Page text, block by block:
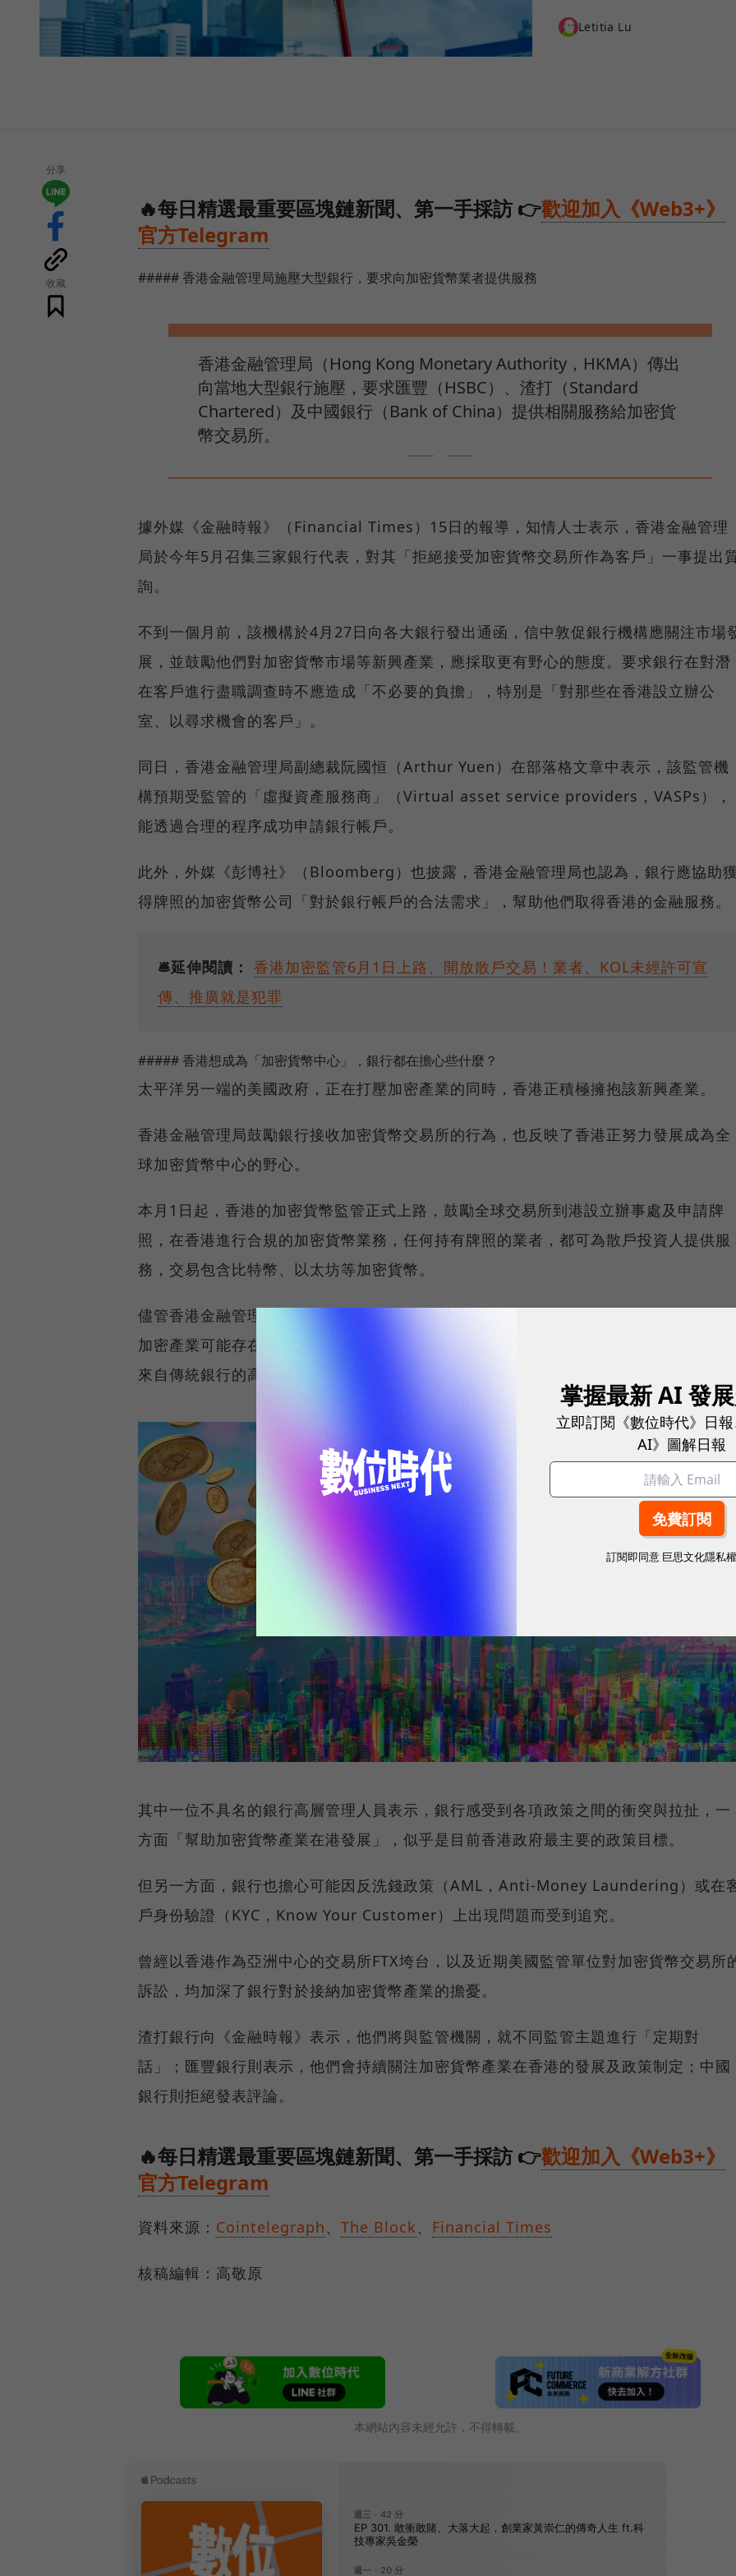
Letitia Lu
分享
收藏
🔥每日精選最重要區塊鏈新聞、第一手採訪 👉歡迎加入《Web3+》
官方Telegram
##### 香港金融管理局施壓大型銀行，要求向加密貨幣業者提供服務
香港金融管理局（Hong Kong Monetary Authority，HKMA）傳出
向當地大型銀行施壓，要求匯豐（HSBC）、渣打（Standard
Chartered）及中國銀行（Bank of China）提供相關服務給加密貨
幣交易所。
據外媒《金融時報》（Financial Times）15日的報導，知情人士表示，香港金融管理
局於今年5月召集三家銀行代表，對其「拒絕接受加密貨幣交易所作為客戶」一事提出
詢。
不到一個月前，該機構於4月27日向各大銀行發出通函，信中敦促銀行機構應關注市場
展，並鼓勵他們對加密貨幣市場等新興產業，應採取更有野心的態度。要求銀行在對潛
在客戶進行盡職調查時不應造成「不必要的負擔」，特別是「對那些在香港設立辦公
室、以尋求機會的客戶」。
同日，香港金融管理局副總裁阮國恒（Arthur Yuen）在部落格文章中表示，該監管機
構預期受監管的「虛擬資產服務商」（Virtual asset service providers，VASPs），
能透過合理的程序成功申請銀行帳戶。
此外，外媒《彭博社》（Bloomberg）也披露，香港金融管理局也認為，銀行應協助
得牌照的加密貨幣公司「對於銀行帳戶的合法需求」，幫助他們取得香港的金融服務。
🛎️延伸閱讀： 香港加密監管6月1日上路、開放散戶交易！業者、KOL未經許可宣
傳、推廣就是犯罪
##### 香港想成為「加密貨幣中心」，銀行都在擔心些什麼？
太平洋另一端的美國政府，正在打壓加密產業的同時，香港正積極擁抱該新興產業。
香港金融管理局鼓勵銀行接收加密貨幣交易所的行為，也反映了香港正努力發展成為全
球加密貨幣中心的野心。
本月1日起，香港的加密貨幣監管正式上路，鼓勵全球交易所到港設立辦事處及申請牌
照，在香港進行合規的加密貨幣業務，任何持有牌照的業者，都可為散戶投資人提供服
務，交易包含比特幣、以太坊等加密貨幣。
儘管香港金融管理局向銀行表示「不要害怕」，然而，傳統銀行的高層管理人員，對於
加密產業可能存在的潛在非法活動仍感到憂心。據《金融時報》報導，在5月的會議中
來自傳統銀行的高層存在抵制情緒，造成加密貨幣產業在港推動的潛在阻力。
其中一位不具名的銀行高層管理人員表示，銀行感受到各項政策之間的衝突與拉扯，一
方面「幫助加密貨幣產業在港發展」，似乎是目前香港政府最主要的政策目標。
但另一方面，銀行也擔心可能因反洗錢政策（AML，Anti-Money Laundering）或在
戶身份驗證（KYC，Know Your Customer）上出現問題而受到追究。
曾經以香港作為亞洲中心的交易所FTX垮台，以及近期美國監管單位對加密貨幣交易所
訴訟，均加深了銀行對於接納加密貨幣產業的擔憂。
渣打銀行向《金融時報》表示，他們將與監管機關，就不同監管主題進行「定期對
話」；匯豐銀行則表示，他們會持續關注加密貨幣產業在香港的發展及政策制定；中國
銀行則拒絕發表評論。
🔥每日精選最重要區塊鏈新聞、第一手採訪 👉歡迎加入《Web3+》
官方Telegram
資料來源： Cointelegraph The Block Financial Times
核稿編輯：高敬原
本網站內容未經允許，不得轉載。
掌握最新 AI 發
立即訂閱《數位時代》日
AI》圖解日報
訂閱即同意 巨思文化隱私